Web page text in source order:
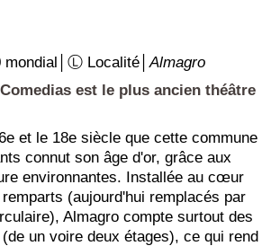
mondial│Ⓛ Localité│Almagro
est le plus ancien théâtre
et le 18e siècle que cette commune
connut son âge d'or, grâce aux
environnantes. Installée au cœur
(aujourd'hui remplacés par
Almagro compte surtout des
un voire deux étages), ce qui rend